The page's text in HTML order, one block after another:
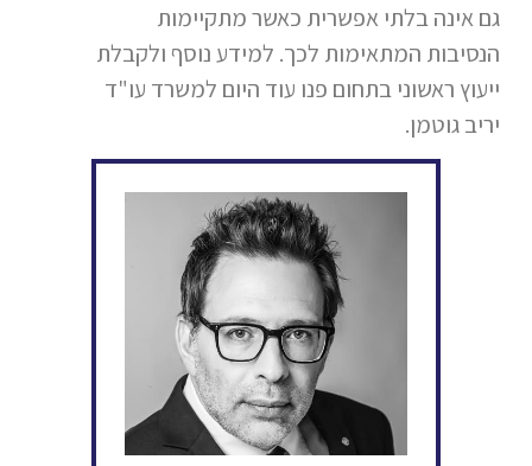
גם אינה בלתי אפשרית כאשר מתקיימות
הנסיבות המתאימות לכך. למידע נוסף ולקבלת
ייעוץ ראשוני בתחום פנו עוד היום למשרד עו"ד
יריב גוטמן.